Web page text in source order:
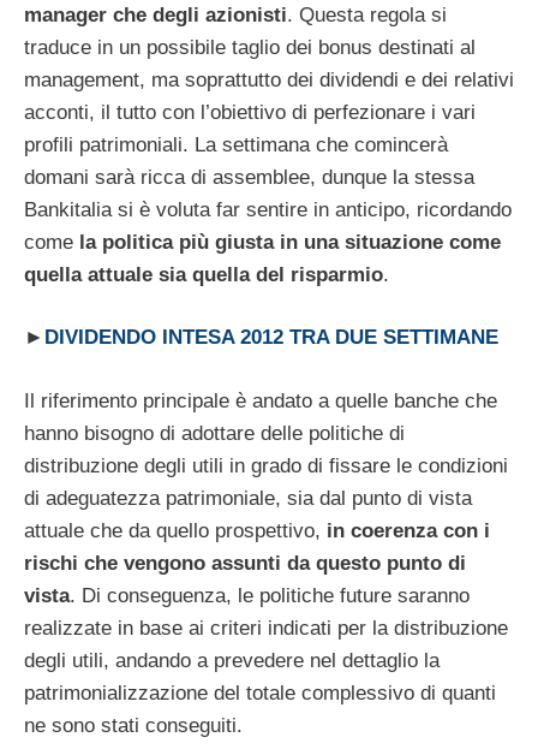
manager che degli azionisti. Questa regola si
traduce in un possibile taglio dei bonus destinati al
management, ma soprattutto dei dividendi e dei relativi
acconti, il tutto con l’obiettivo di perfezionare i vari
profili patrimoniali. La settimana che comincerà
domani sarà ricca di assemblee, dunque la stessa
Bankitalia si è voluta far sentire in anticipo, ricordando
come la politica più giusta in una situazione come
quella attuale sia quella del risparmio.
► DIVIDENDO INTESA 2012 TRA DUE SETTIMANE
Il riferimento principale è andato a quelle banche che
hanno bisogno di adottare delle politiche di
distribuzione degli utili in grado di fissare le condizioni
di adeguatezza patrimoniale, sia dal punto di vista
attuale che da quello prospettivo, in coerenza con i
rischi che vengono assunti da questo punto di
vista. Di conseguenza, le politiche future saranno
realizzate in base ai criteri indicati per la distribuzione
degli utili, andando a prevedere nel dettaglio la
patrimonializzazione del totale complessivo di quanti
ne sono stati conseguiti.